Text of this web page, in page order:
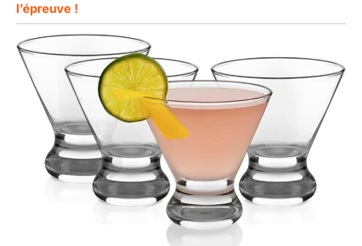
l’épreuve !